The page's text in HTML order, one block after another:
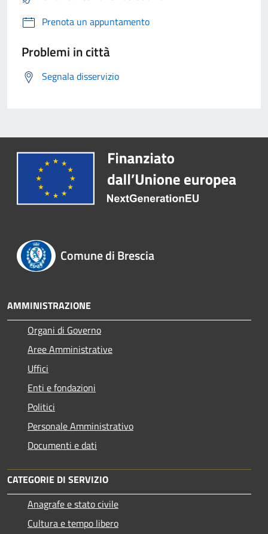
Prenota un appuntamento
Problemi in città
Segnala disservizio
Comune di Brescia
AMMINISTRAZIONE
Organi di Governo
Aree Amministrative
Uffici
Enti e fondazioni
Politici
Personale Amministrativo
Documenti e dati
CATEGORIE DI SERVIZIO
Anagrafe e stato civile
Cultura e tempo libero